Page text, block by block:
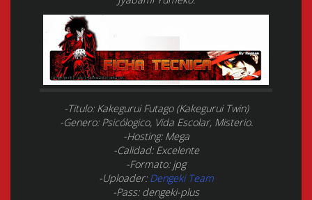
-Titulo: Kakegurui Futago (Kakegurui Twin)
-Genero: Psicólogico, Vida Escolar, Misterio.
-Hosting: Mega
-Calidad: Excelente
-Formato: jpg
-Uploader: Dengeki Team
-Pass: dengeki-plus